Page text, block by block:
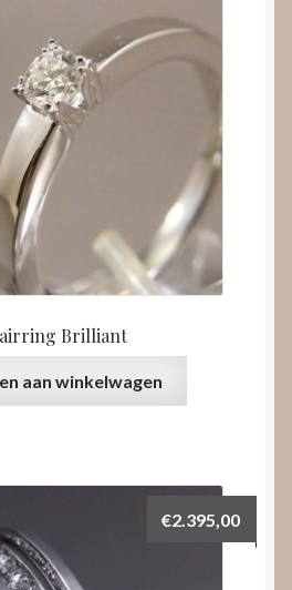
Brilliant
aan winkelwagen
€2.395,00